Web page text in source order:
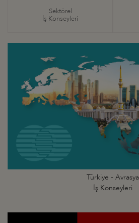
Sektörel
İş Konseyleri
Türkiye - Avrasya
İş Konseyleri